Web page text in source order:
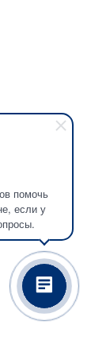
помочь
если у